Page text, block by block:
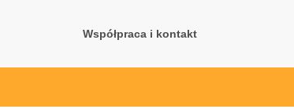
Współpraca i kontakt